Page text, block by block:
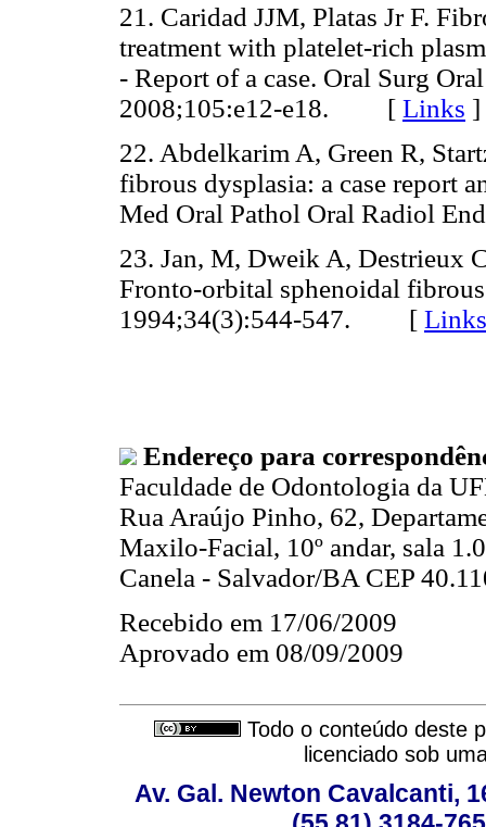
21. Caridad JJM, Platas Jr F.
treatment with platelet-rich
- Report of a case. Oral Surg
2008;105:e12-e18. [ Links ]
22. Abdelkarim A, Green R,
fibrous dysplasia: a case report
Med Oral Pathol Oral Radiol
23. Jan, M, Dweik A, Destrieux
Fronto-orbital sphenoidal
1994;34(3):544-547. [ Links
Endereço para
Faculdade de Odontologia da
Rua Araújo Pinho, 62,
Maxilo-Facial, 10º andar, sala
Canela - Salvador/BA CEP
Recebido em 17/06/2009
Aprovado em 08/09/2009
Todo o conteúdo deste
licenciado sob
Av. Gal. Newton Cavalcanti,